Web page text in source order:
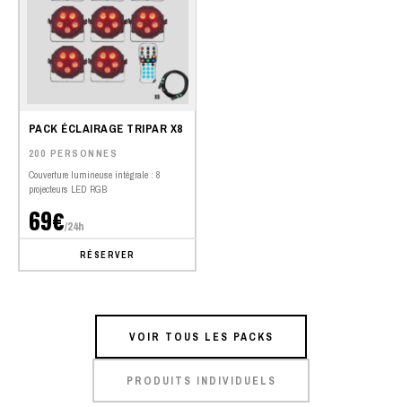
PACK ÉCLAIRAGE TRIPAR X8
200 PERSONNES
Couverture lumineuse intégrale : 8
projecteurs LED RGB
69€/24h
RÉSERVER
VOIR TOUS LES PACKS
PRODUITS INDIVIDUELS